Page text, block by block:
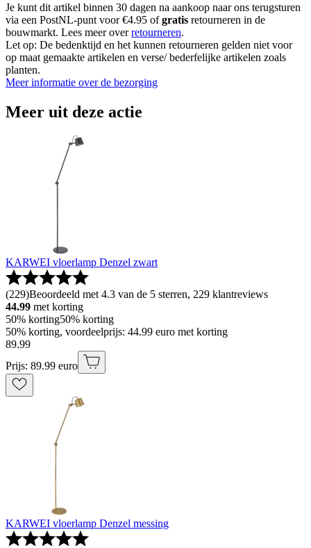
Je kunt dit artikel binnen 30 dagen na aankoop naar ons terugsturen
via een PostNL-punt voor €4.95 ofgratis retourneren in de
bouwmarkt. Lees meer overretourneren.
Let op: De bedenktijd en het kunnen retourneren gelden niet voor
op maat gemaakte artikelen en verse/ bederfelijke artikelen zoals
planten.
Meer informatie over de bezorging
Meer uit deze actie
KARWEI vloerlamp Denzel zwart
(229)Beoordeeld met 4.3 van de 5 sterren, 229 klantreviews
44.99 met korting
50% korting50% korting
50% korting, voordeelprijs: 44.99 euro met korting
89.99
Prijs: 89.99 euro
KARWEI vloerlamp Denzel messing